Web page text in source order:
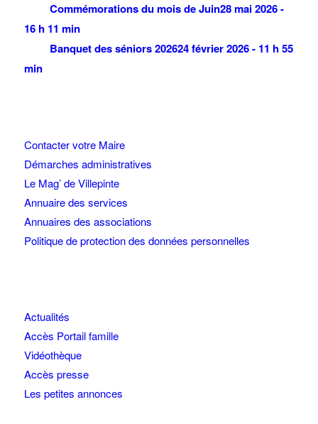
Commémorations du mois de Juin28 mai 2026 -
16 h 11 min
Banquet des séniors 202624 février 2026 - 11 h 55
min
Contacter votre Maire
Démarches administratives
Le Mag’ de Villepinte
Annuaire des services
Annuaires des associations
Politique de protection des données personnelles
Actualités
Accès Portail famille
Vidéothèque
Accès presse
Les petites annonces